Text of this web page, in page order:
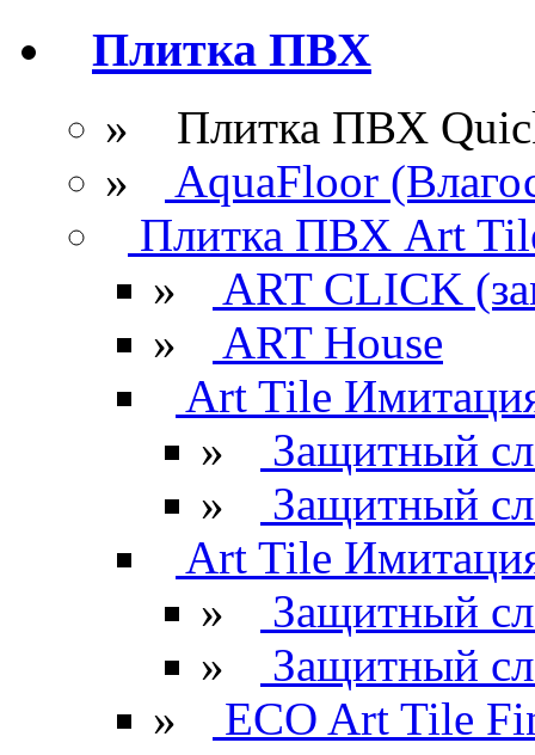
Плитка ПВХ
» Плитка ПВХ
»
AquaFloor
Плитка ПВХ Art
»
ART CLICK
»
ART House
Art Tile
»
Защитный
»
Защитный
Art Tile
»
Защитный
»
Защитный
»
ECO Art Tile